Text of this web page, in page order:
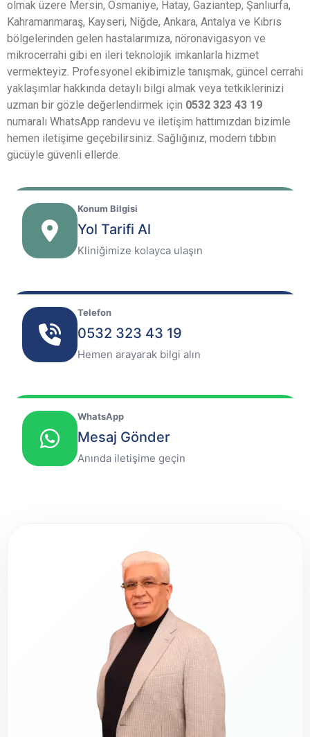
olmak üzere Mersin, Osmaniye, Hatay, Gaziantep, Şanlıurfa,
Kahramanmaraş, Kayseri, Niğde, Ankara, Antalya ve Kıbrıs
bölgelerinden gelen hastalarımıza, nöronavigasyon ve
mikrocerrahi gibi en ileri teknolojik imkanlarla hizmet
vermekteyiz. Profesyonel ekibimizle tanışmak, güncel cerrahi
yaklaşımlar hakkında detaylı bilgi almak veya tetkiklerinizi
uzman bir gözle değerlendirmek için 0532 323 43 19
numaralı WhatsApp randevu ve iletişim hattımızdan bizimle
hemen iletişime geçebilirsiniz. Sağlığınız, modern tıbbın
gücüyle güvenli ellerde.
Konum Bilgisi
Yol Tarifi Al
Kliniğimize kolayca ulaşın
Telefon
0532 323 43 19
Hemen arayarak bilgi alın
WhatsApp
Mesaj Gönder
Anında iletişime geçin